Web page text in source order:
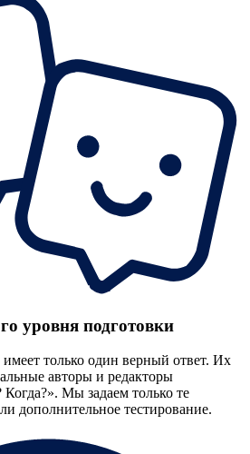
уровня подготовки
только один верный ответ. Их
авторы и редакторы
Мы задаем только те
дополнительное тестирование.